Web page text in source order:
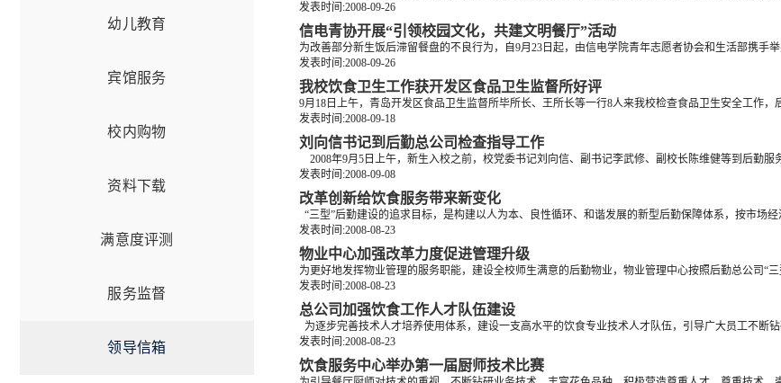
幼儿教育
宾馆服务
校内购物
资料下载
满意度评测
服务监督
领导信箱
发表时间:2008-09-26
信电青协开展“引领校园文化，共建文明餐厅”活动
为改善部分新生饭后滞留餐盘的不良行为，自9月23日起，由信电学院青年志愿者协会和生活部携手
发表时间:2008-09-26
我校饮食卫生工作获开发区食品卫生监督所好评
9月18日上午，青岛开发区食品卫生监督所毕所长、王所长等一行8人来我校检查食品卫生安全工作
发表时间:2008-09-18
刘向信书记到后勤总公司检查指导工作
2008年9月5日上午，新生入校之前，校党委书记刘向信、副书记李武修、副校长陈维健等到后勤
发表时间:2008-09-08
改革创新给饮食服务带来新变化
“三型”后勤建设的追求目标，是构建以人为本、良性循环、和谐发展的新型后勤保障体系，按市场
发表时间:2008-08-23
物业中心加强改革力度促进管理升级
为更好地发挥物业管理的服务职能，建设全校师生满意的后勤物业，物业管理中心按照后勤总公司“
发表时间:2008-08-23
总公司加强饮食工作人才队伍建设
为逐步完善技术人才培养使用体系，建设一支高水平的饮食专业技术人才队伍，引导广大员工不断
发表时间:2008-08-23
饮食服务中心举办第一届厨师技术比赛